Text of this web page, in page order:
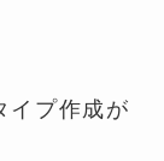
イプ作成が